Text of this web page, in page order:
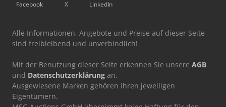
Facebook X LinkedIn
Alle Informationen, Angebote und Preise auf dieser Seite
sind freibleibend und unverbindlich!
Mit der Benutzung dieser Seite erkennen Sie unsere AGB
und Datenschutzerklärung an.
Ausgewiesene Marken gehören ihren jeweiligen
Eigentümern.